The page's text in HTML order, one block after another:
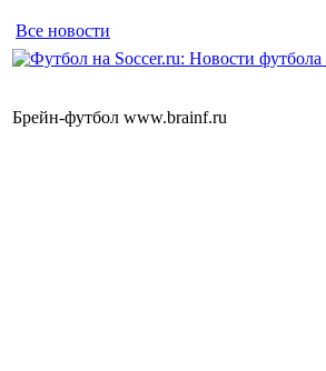
Все новости
Брейн-футбол www.brainf.ru